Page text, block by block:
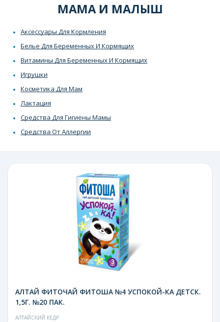
МАМА И МАЛЫШ
Аксессуары Для Кормления
Белье Для Беременных И Кормящих
Витамины Для Беременных И Кормящих
Игрушки
Косметика Для Мам
Лактация
Средства Для Гигиены Мамы
Средства От Аллергии
АЛТАЙ ФИТОЧАЙ ФИТОША №4 УСПОКОЙ-КА ДЕТСК.
1,5Г. №20 ПАК.
АЛТАЙСКИЙ КЕДР